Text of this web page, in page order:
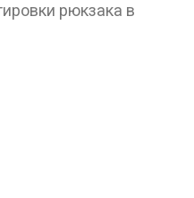
рюкзака в